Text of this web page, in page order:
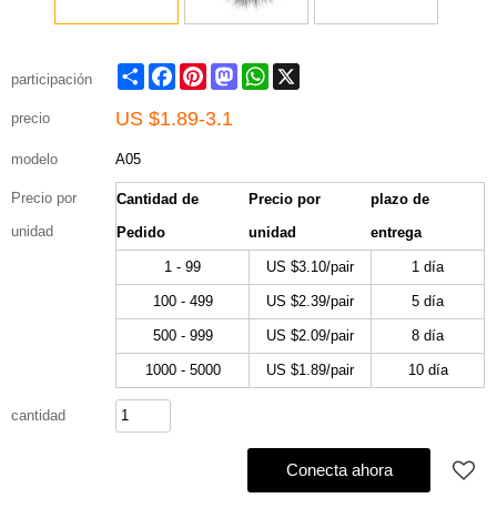
participación Share FacebookPinterestMastodonWhatsApp
precio US $1.89-3.1
modelo A05
Precio por
unidad
Cantidad de
Pedido
Precio por
unidad
plazo de
entrega
1 - 99 US $3.10/pair 1 día
100 - 499 US $2.39/pair 5 día
500 - 999 US $2.09/pair 8 día
1000 - 5000 US $1.89/pair 10 día
cantidad
Conecta ahora